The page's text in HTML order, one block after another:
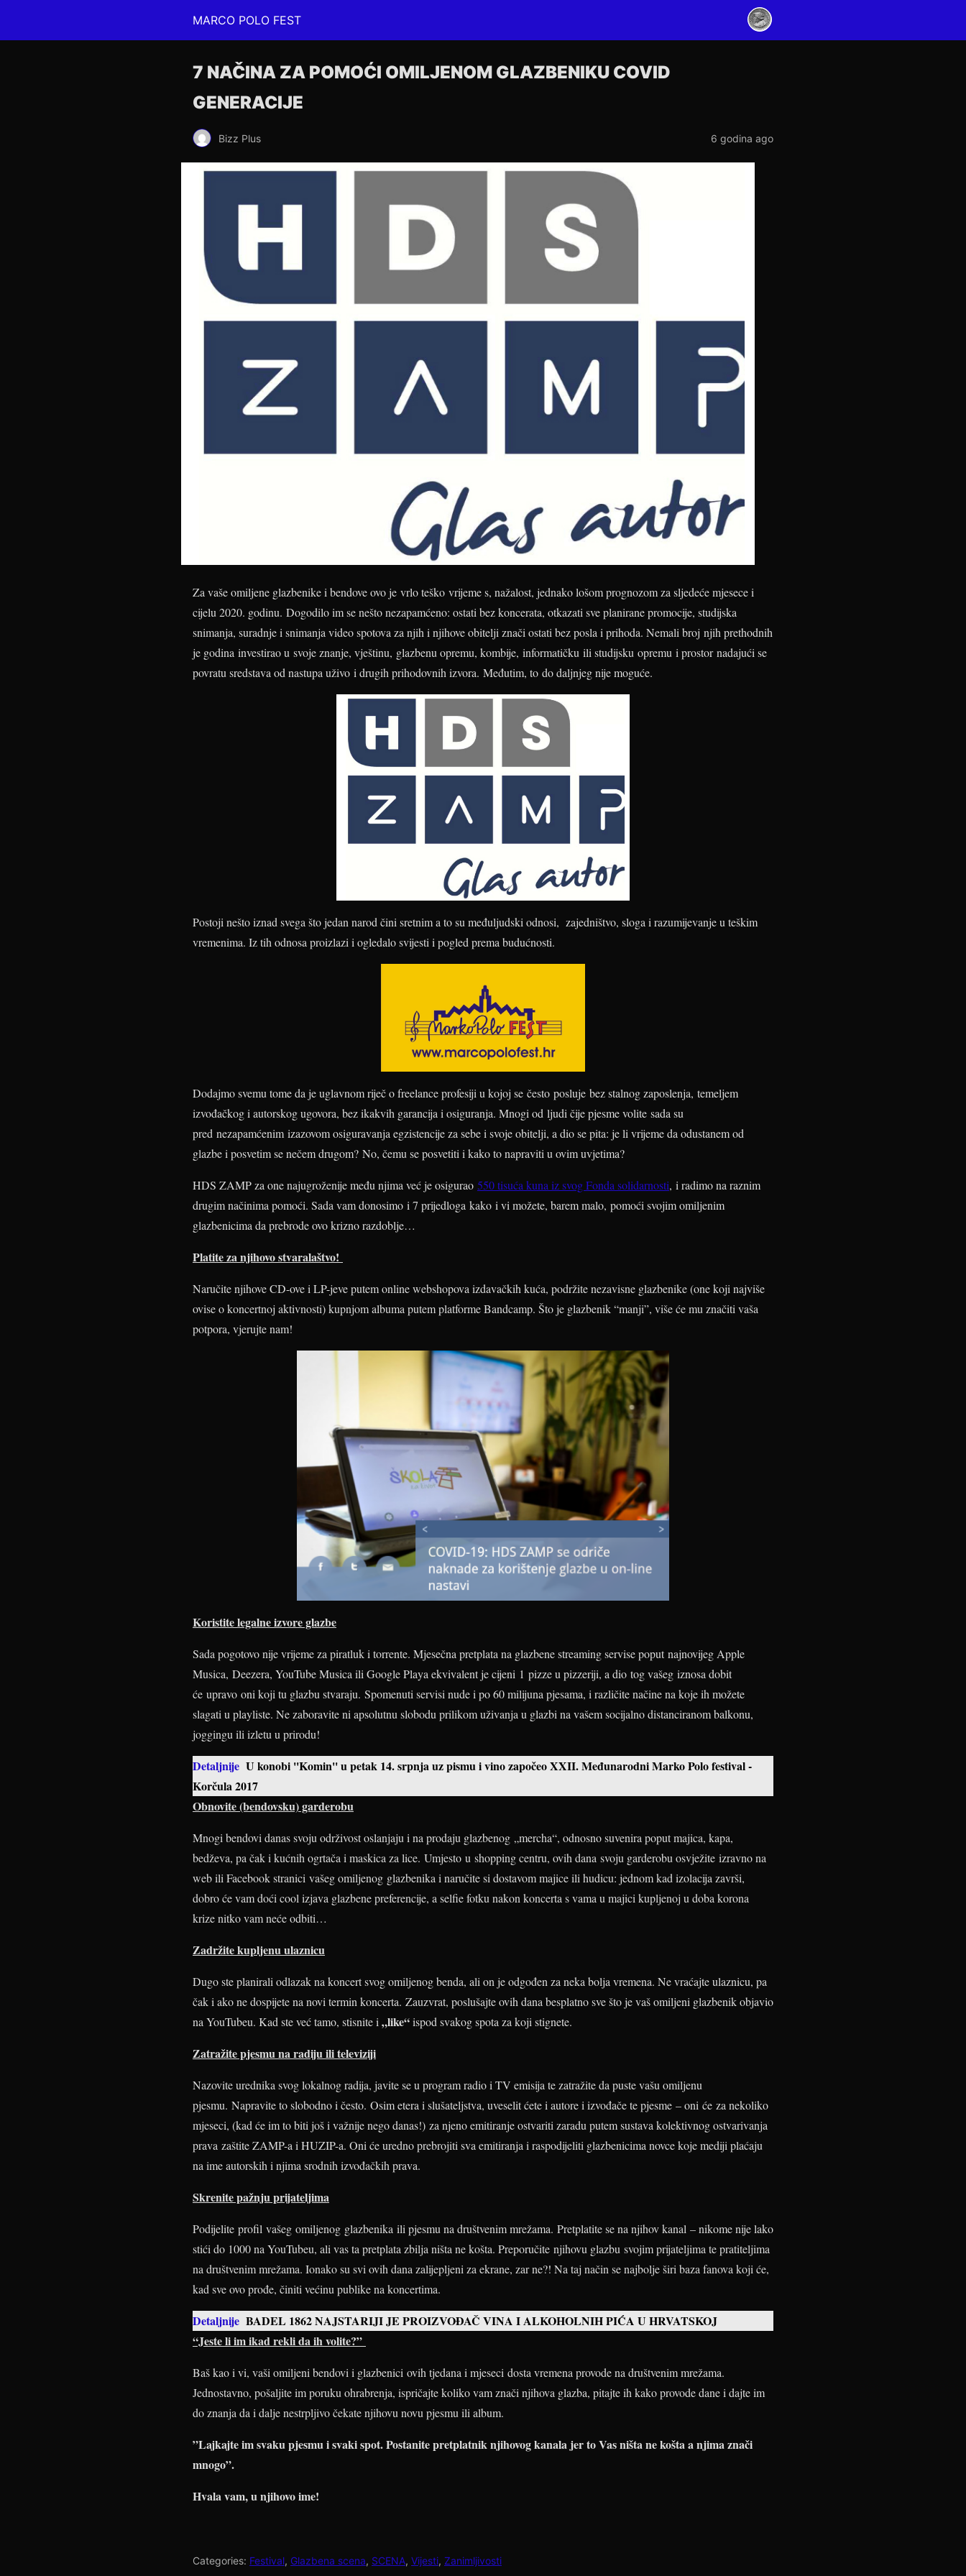
MARCO POLO FEST
7 NAČINA ZA POMOĆI OMILJENOM GLAZBENIKU COVID
GENERACIJE
Bizz Plus 6 godina ago
Za vaše omiljene glazbenike i bendove ovo je vrlo teško vrijeme s, nažalost, jednako lošom prognozom za sljedeće mjesece i
cijelu 2020. godinu. Dogodilo im se nešto nezapamćeno: ostati bez koncerata, otkazati sve planirane promocije, studijska
snimanja, suradnje i snimanja video spotova za njih i njihove obitelji znači ostati bez posla i prihoda. Nemali broj njih prethodnih
je godina investirao u svoje znanje, vještinu, glazbenu opremu, kombije, informatičku ili studijsku opremu i prostor nadajući se
povratu sredstava od nastupa uživo i drugih prihodovnih izvora. Međutim, to do daljnjeg nije moguće.
Postoji nešto iznad svega što jedan narod čini sretnim a to su međuljudski odnosi, zajedništvo, sloga i razumijevanje u teškim
vremenima. Iz tih odnosa proizlazi i ogledalo svijesti i pogled prema budućnosti.
Dodajmo svemu tome da je uglavnom riječ o freelance profesiji u kojoj se često posluje bez stalnog zaposlenja, temeljem
izvođačkog i autorskog ugovora, bez ikakvih garancija i osiguranja. Mnogi od ljudi čije pjesme volite sada su
pred nezapamćenim izazovom osiguravanja egzistencije za sebe i svoje obitelji, a dio se pita: je li vrijeme da odustanem od
glazbe i posvetim se nečem drugom? No, čemu se posvetiti i kako to napraviti u ovim uvjetima?
HDS ZAMP za one najugroženije među njima već je osigurao 550 tisuća kuna iz svog Fonda solidarnosti, i radimo na raznim
drugim načinima pomoći. Sada vam donosimo i 7 prijedloga kako i vi možete, barem malo, pomoći svojim omiljenim
glazbenicima da prebrode ovo krizno razdoblje…
Platite za njihovo stvaralaštvo!
Naručite njihove CD-ove i LP-jeve putem online webshopova izdavačkih kuća, podržite nezavisne glazbenike (one koji najviše
ovise o koncertnoj aktivnosti) kupnjom albuma putem platforme Bandcamp. Što je glazbenik “manji”, više će mu značiti vaša
potpora, vjerujte nam!
Koristite legalne izvore glazbe
Sada pogotovo nije vrijeme za piratluk i torrente. Mjesečna pretplata na glazbene streaming servise poput najnovijeg Apple
Musica, Deezera, YouTube Musica ili Google Playa ekvivalent je cijeni 1 pizze u pizzeriji, a dio tog vašeg iznosa dobit
će upravo oni koji tu glazbu stvaraju. Spomenuti servisi nude i po 60 milijuna pjesama, i različite načine na koje ih možete
slagati u playliste. Ne zaboravite ni apsolutnu slobodu prilikom uživanja u glazbi na vašem socijalno distanciranom balkonu,
joggingu ili izletu u prirodu!
Detaljnije U konobi ''Komin'' u petak 14. srpnja uz pismu i vino započeo XXII. Međunarodni Marko Polo festival -
Korčula 2017
Obnovite (bendovsku) garderobu
Mnogi bendovi danas svoju održivost oslanjaju i na prodaju glazbenog „mercha“, odnosno suvenira poput majica, kapa,
bedževa, pa čak i kućnih ogrtača i maskica za lice. Umjesto u shopping centru, ovih dana svoju garderobu osvježite izravno na
web ili Facebook stranici vašeg omiljenog glazbenika i naručite si dostavom majice ili hudicu: jednom kad izolacija završi,
dobro će vam doći cool izjava glazbene preferencije, a selfie fotku nakon koncerta s vama u majici kupljenoj u doba korona
krize nitko vam neće odbiti…
Zadržite kupljenu ulaznicu
Dugo ste planirali odlazak na koncert svog omiljenog benda, ali on je odgođen za neka bolja vremena. Ne vraćajte ulaznicu, pa
čak i ako ne dospijete na novi termin koncerta. Zauzvrat, poslušajte ovih dana besplatno sve što je vaš omiljeni glazbenik objavio
na YouTubeu. Kad ste već tamo, stisnite i „like“ispod svakog spota za koji stignete.
Zatražite pjesmu na radiju ili televiziji
Nazovite urednika svog lokalnog radija, javite se u program radio i TV emisija te zatražite da puste vašu omiljenu
pjesmu. Napravite to slobodno i često. Osim etera i slušateljstva, uveselit ćete i autore i izvođače te pjesme – oni će za nekoliko
mjeseci, (kad će im to biti još i važnije nego danas!) za njeno emitiranje ostvariti zaradu putem sustava kolektivnog ostvarivanja
prava zaštite ZAMP-a i HUZIP-a. Oni će uredno prebrojiti sva emitiranja i raspodijeliti glazbenicima novce koje mediji plaćaju
na ime autorskih i njima srodnih izvođačkih prava.
Skrenite pažnju prijateljima
Podijelite profil vašeg omiljenog glazbenika ili pjesmu na društvenim mrežama. Pretplatite se na njihov kanal – nikome nije lako
stići do 1000 na YouTubeu, ali vas ta pretplata zbilja ništa ne košta. Preporučite njihovu glazbu svojim prijateljima te pratiteljima
na društvenim mrežama. Ionako su svi ovih dana zalijepljeni za ekrane, zar ne?! Na taj način se najbolje širi baza fanova koji će,
kad sve ovo prođe, činiti većinu publike na koncertima.
Detaljnije BADEL 1862 NAJSTARIJI JE PROIZVOĐAČ VINA I ALKOHOLNIH PIĆA U HRVATSKOJ
“Jeste li im ikad rekli da ih volite?”
Baš kao i vi, vaši omiljeni bendovi i glazbenici ovih tjedana i mjeseci dosta vremena provode na društvenim mrežama.
Jednostavno, pošaljite im poruku ohrabrenja, ispričajte koliko vam znači njihova glazba, pitajte ih kako provode dane i dajte im
do znanja da i dalje nestrpljivo čekate njihovu novu pjesmu ili album.
”Lajkajte im svaku pjesmu i svaki spot. Postanite pretplatnik njihovog kanala jer to Vas ništa ne košta a njima znači
mnogo”.
Hvala vam, u njihovo ime!
Categories: Festival, Glazbena scena, SCENA, Vijesti, Zanimljivosti